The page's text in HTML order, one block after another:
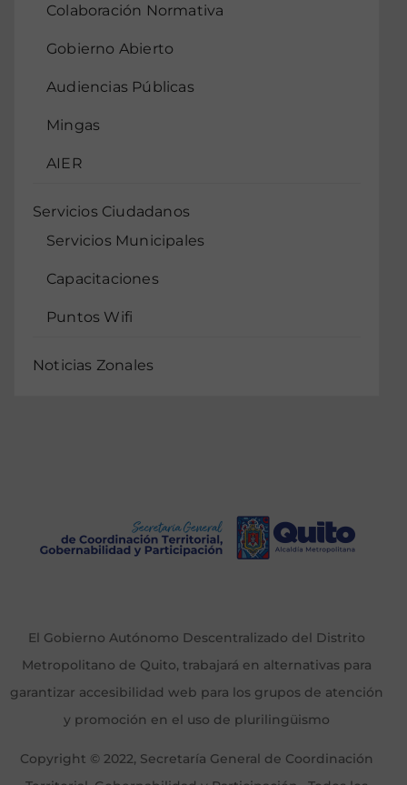
Colaboración Normativa
Gobierno Abierto
Audiencias Públicas
Mingas
AIER
Servicios Ciudadanos
Servicios Municipales
Capacitaciones
Puntos Wifi
Noticias Zonales
El Gobierno Autónomo Descentralizado del Distrito
Metropolitano de Quito, trabajará en alternativas para
garantizar accesibilidad web para los grupos de atención
y promoción en el uso de plurilingüismo
Copyright © 2022, Secretaría General de Coordinación